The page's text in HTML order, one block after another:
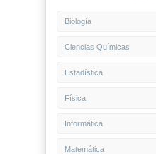
Biología
Ciencias Químicas
Estadística
Física
Informática
Matemática